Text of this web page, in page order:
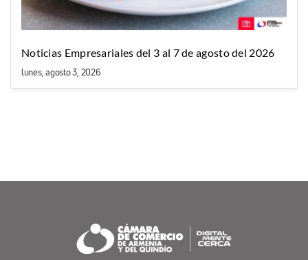
Noticias Empresariales del 3 al 7 de agosto del 2026
lunes, agosto 3, 2026